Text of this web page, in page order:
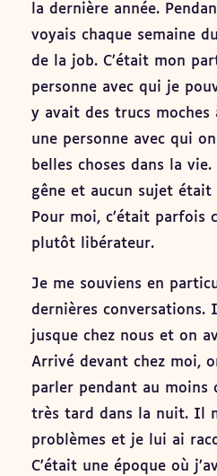
la dernière année.
voyais chaque semaine
de la job. C’était mon
personne avec qui je
y avait des trucs moches
une personne avec qui
belles choses dans la
gêne et aucun sujet était
Pour moi, c’était parfois
plutôt libérateur.
Je me souviens en
dernières
jusque chez nous et on
Arrivé devant chez moi,
parler pendant au moins
très tard dans la nuit. Il
problèmes et je lui ai
C’était une époque où